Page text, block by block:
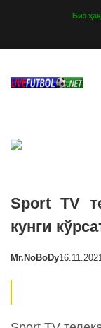
Биз
Sport TV
кунги
Mr.NoBoDy